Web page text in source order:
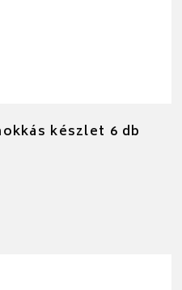
készlet 6 db